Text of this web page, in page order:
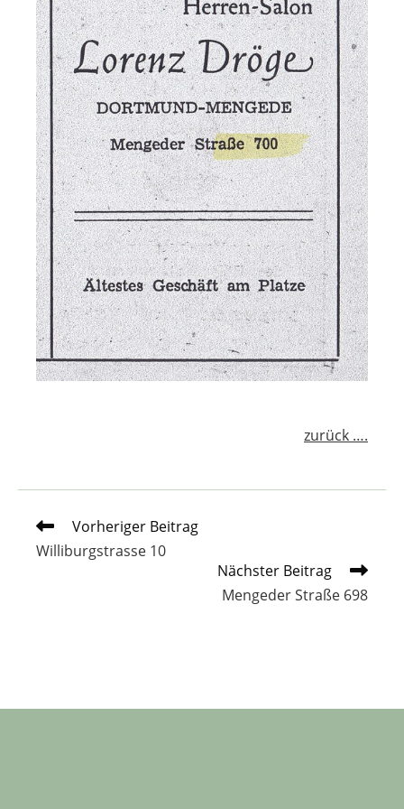
zurück ….
Weitere
Artikel
ansehen
Vorheriger Beitrag
Williburgstrasse 10
Nächster Beitrag
Mengeder Straße 698